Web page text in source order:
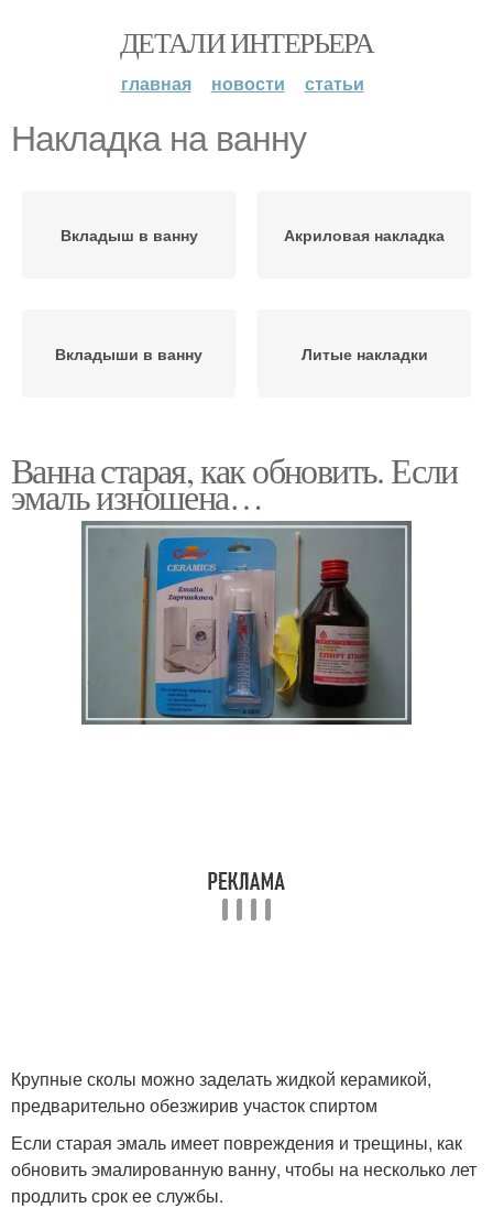
ДЕТАЛИ ИНТЕРЬЕРА
главная новости статьи
Накладка на ванну
Вкладыш в ванну Акриловая накладка
Вкладыши в ванну Литые накладки
Ванна старая, как обновить. Если
эмаль изношена…
Крупные сколы можно заделать жидкой керамикой,
предварительно обезжирив участок спиртом
Если старая эмаль имеет повреждения и трещины, как
обновить эмалированную ванну, чтобы на несколько лет
продлить срок ее службы.